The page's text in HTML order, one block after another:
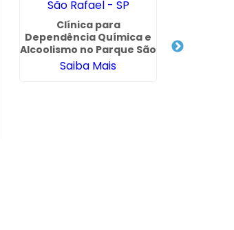
Clínica para
Dependência Química e
Alcoolismo no Parque São
Rafael - SP
Saiba Mais
Clínica